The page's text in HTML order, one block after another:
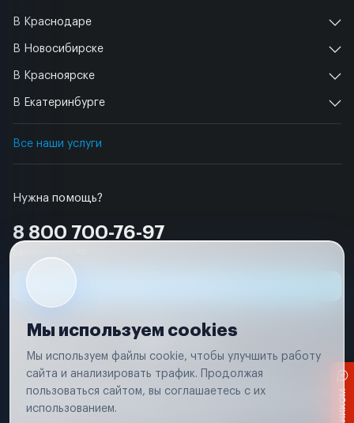
Нужна помощь?
8 800 700-76-97
В Краснодаре
В Новосибирске
В Красноярске
В Екатеринбурге
Все наши услуги
Условия использования
Удаление аккаунта
Вся информация, представленная на сайте, носит исключительно
соответствии с положениями статьи 437 (п. 2) Гражданского кодекса
Мы используем cookies
Мы используем файлы cookie, чтобы улучшить работу
сайта и анализировать трафик. Продолжая
пользоваться сайтом, вы соглашаетесь с их
использованием.